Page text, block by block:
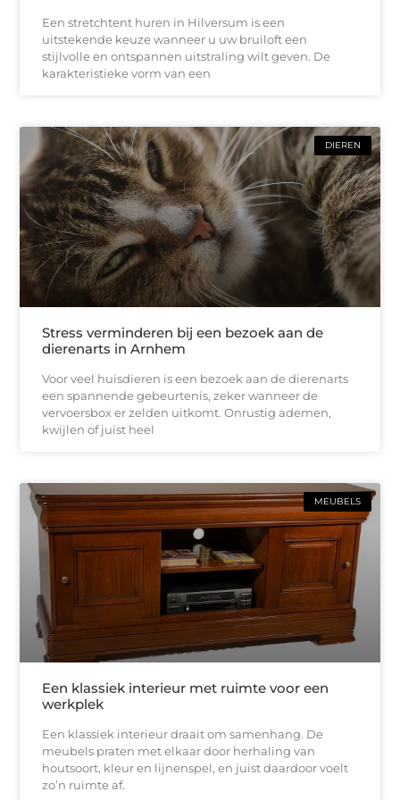
Een stretchtent huren in Hilversum is een
uitstekende keuze wanneer u uw bruiloft een
stijlvolle en ontspannen uitstraling wilt geven. De
karakteristieke vorm van een
DIEREN
Stress verminderen bij een bezoek aan de
dierenarts in Arnhem
Voor veel huisdieren is een bezoek aan de dierenarts
een spannende gebeurtenis, zeker wanneer de
vervoersbox er zelden uitkomt. Onrustig ademen,
kwijlen of juist heel
MEUBELS
Een klassiek interieur met ruimte voor een
werkplek
Een klassiek interieur draait om samenhang. De
meubels praten met elkaar door herhaling van
houtsoort, kleur en lijnenspel, en juist daardoor voelt
zo’n ruimte af.